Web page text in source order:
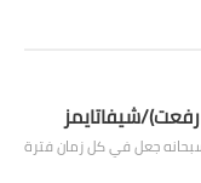
شيفاتايمز
جعل في كل زمان فترة